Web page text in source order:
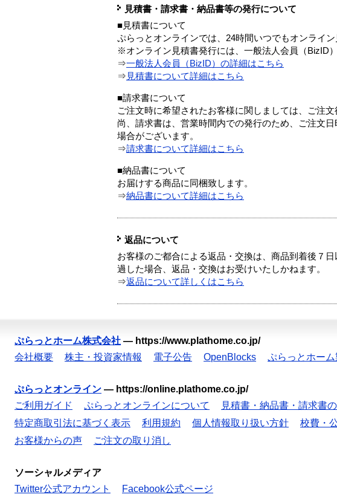
見積書・請求書・納品書等の発行について
■見積書について
ぷらっとオンラインでは、24時間いつでもオンライ
※オンライン見積書発行には、一般法人会員（BizID
⇒一般法人会員（BizID）の詳細はこちら
⇒ 見積書について詳細はこちら
■請求書について
ご注文時に希望されたお客様に関しましては、ご注文
尚、請求書は、営業時間内での発行のため、ご注文
場合がございます。
⇒請求書について詳細はこちら
■納品書について
お届けする商品に同梱致します。
⇒納品書について詳細はこちら
返品について
お客様のご都合による返品・交換は、商品到着後７
過した場合、返品・交換はお受けいたしかねます。
⇒返品について詳しくはこちら
ぷらっとホーム株式会社 — https://www.plathome.co.jp/
会社概要
株主・投資家情報 電子公告 OpenBlocks ぷらっとホーム
ぷらっとオンライン — https://online.plathome.co.jp/
ご利用ガイド
ぷらっとオンラインについて 見積書・納品書・請求書
特定商取引法に基づく表示
利用規約 個人情報取り扱い方針 校費・
お客様からの声
ご注文の取り消し
ソーシャルメディア
Twitter公式アカウント
Facebook公式ページ